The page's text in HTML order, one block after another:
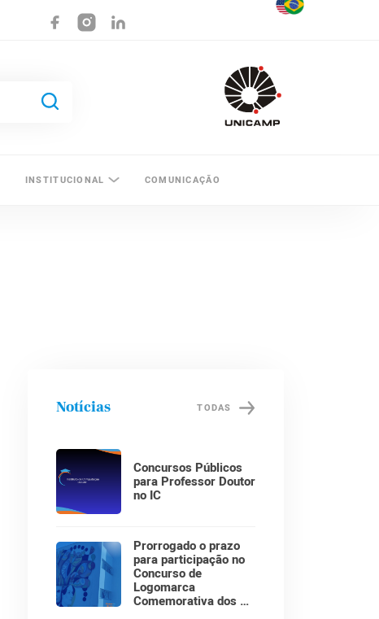
INSTITUCIONAL COMUNICAÇÃO
Notícias TODAS
Concursos Públicos
para Professor Doutor
no IC
Prorrogado o prazo
para participação no
Concurso de
Logomarca
Comemorativa dos 30